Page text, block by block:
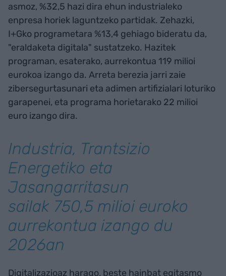
asmoz, %32,5 hazi dira ehun industrialeko
enpresa horiek laguntzeko partidak. Zehazki,
I+Gko programetara %13,4 gehiago bideratu da,
"eraldaketa digitala" sustatzeko. Hazitek
programan, esaterako, aurrekontua 119 milioi
eurokoa izango da. Arreta berezia jarri zaie
zibersegurtasunari eta adimen artifizialari loturiko
garapenei, eta programa horietarako 22 milioi
euro izango dira.
Industria, Trantsizio
Energetiko eta
Jasangarritasun
sailak 750,5 milioi euroko
aurrekontua izango du
2026an
Digitalizazioaz harago, beste hainbat egitasmo